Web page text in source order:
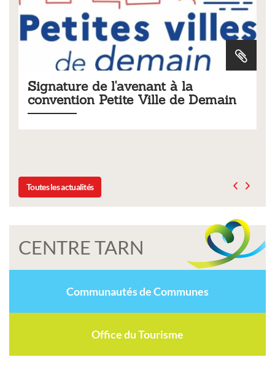
à la
de Demain
Tarifs 2026 des services
municipaux
Toutes les actualités
CENTRE TARN
Communautés de Communes
Office du Tourisme